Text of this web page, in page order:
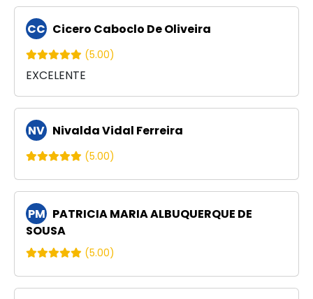
CC Cicero Caboclo De Oliveira
(5.00)
EXCELENTE
NV Nivalda Vidal Ferreira
(5.00)
PM PATRICIA MARIA ALBUQUERQUE DE
SOUSA
(5.00)